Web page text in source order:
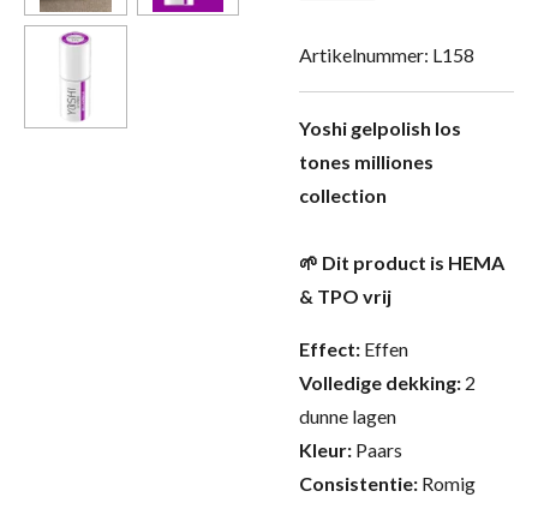
Artikelnummer: L158
Yoshi gelpolish los
tones milliones
collection
🌱 Dit product is HEMA
& TPO vrij
Effect: Effen
Volledige dekking: 2
dunne lagen
Kleur: Paars
Consistentie: Romig